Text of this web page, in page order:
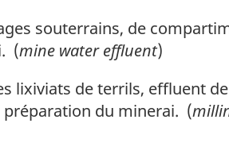
souterrains, de
(mine water effluent)
lixiviats de terrils, effluent de
préparation du minerai. (